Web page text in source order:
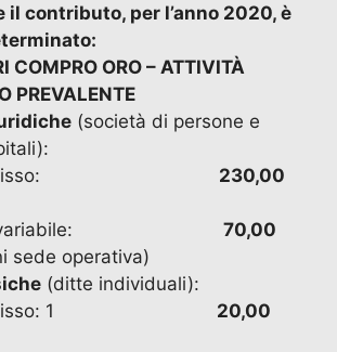
il contributo, per l’anno 2020, è
COMPRO ORO – ATTIVITÀ
PREVALENTE
(società di persone e
fisso: 230,00
variabile:
70,00
sede operativa)
(ditte individuali):
fisso: 1 20,00